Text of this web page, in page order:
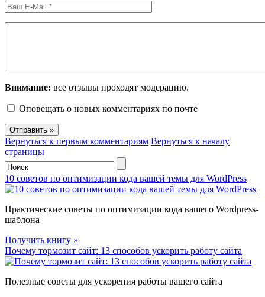
Внимание: все отзывы проходят модерацию.
Оповещать о новых комментариях по почте
Вернуться к первым комментариям Вернуться к началу
страницы
10 советов по оптимизации кода вашей темы для WordPress
Практические советы по оптимизации кода вашего Wordpress-
шаблона
Получить книгу »
Почему тормозит сайт: 13 способов ускорить работу сайта
Полезные советы для ускорения работы вашего сайта